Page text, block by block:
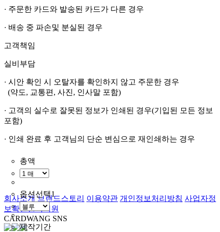
총액
옵션선택1
제작기간
· 주문한 카드와 발송된 카드가 다른 경우
· 배송 중 파손및 분실된 경우
고객책임
실비부담
· 시안 확인 시 오탈자를 확인하지 않고 주문한 경우
(약도, 교통편, 사진, 인사말 포함)
· 고객의 실수로 잘못된 정보가 인쇄된 경우(기입된 모든 정보
포함)
· 인쇄 완료 후 고객님의 단순 변심으로 재인쇄하는 경우
회사소개 브랜드스토리 이용약관 개인정보처리방침 사업자정
보확인원격지원
CARDWANG SNS